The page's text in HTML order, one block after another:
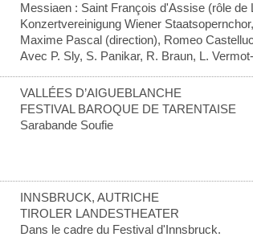
Messiaen : Saint François d'Assise (rôle de
Konzertvereinigung Wiener
Maxime Pascal (direction), Romeo
Avec P. Sly, S. Panikar, R. Braun, L.
VALLÉES D’AIGUEBLANCHE
FESTIVAL BAROQUE DE TARENTAISE
Sarabande Soufie
INNSBRUCK, AUTRICHE
TIROLER LANDESTHEATER
Dans le cadre du Festival d'Innsbruck.